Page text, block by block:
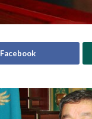
Facebook